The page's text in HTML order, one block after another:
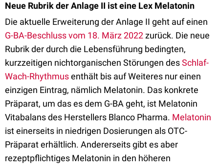
Neue Rubrik der Anlage II ist eine Lex Melatonin
Die aktuelle Erweiterung der Anlage II geht auf einen
G-BA-Beschluss vom 18. März 2022zurück. Die neue
Rubrik der durch die Lebensführung bedingten,
kurzzeitigen nichtorganischen Störungen desSchlaf-
Wach-Rhythmusenthält bis auf Weiteres nur einen
einzigen Eintrag, nämlich Melatonin. Das konkrete
Präparat, um das es dem G-BA geht, ist Melatonin
Vitabalans des Herstellers Blanco Pharma. Melatonin
ist einerseits in niedrigen Dosierungen als OTC-
Präparat erhältlich. Andererseits gibt es aber
rezeptpflichtiges Melatonin in den höheren